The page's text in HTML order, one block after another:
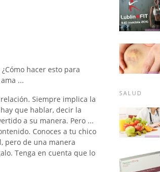
hacer esto para
...
Siempre implica la
que hablar, decir la
a su manera. Pero ...
Conoces a tu chico
pero de una manera
Tenga en cuenta que lo
SALUD